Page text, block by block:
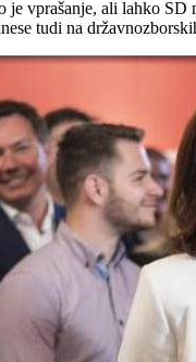
je vprašanje, ali lahko SD
tudi na